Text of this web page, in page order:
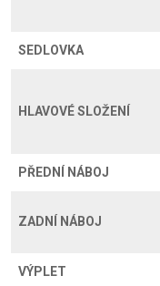
SEDLOVKA
HLAVOVÉ SLOŽENÍ
PŘEDNÍ NÁBOJ
ZADNÍ NÁBOJ
VÝPLET